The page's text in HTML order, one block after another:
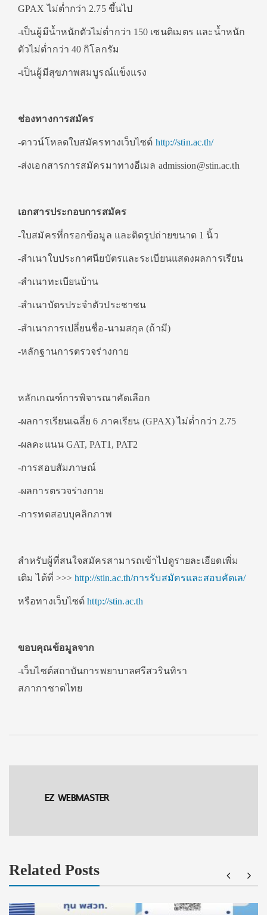
GPAX ไม่ต่ำกว่า 2.75 ขึ้นไป
-เป็นผู้มีน้ำหนักตัวไม่ต่ำกว่า 150 เซนติเมตร และน้ำหนัก
ตัวไม่ต่ำกว่า 40 กิโลกรัม
-เป็นผู้มีสุขภาพสมบูรณ์แข็งแรง
ช่องทางการสมัคร
-ดาวน์โหลดใบสมัครทางเว็บไซต์ http://stin.ac.th/
-ส่งเอกสารการสมัครมาทางอีเมล admission@stin.ac.th
เอกสารประกอบการสมัคร
-ใบสมัครที่กรอกข้อมูล และติดรูปถ่ายขนาด 1 นิ้ว
-สำเนาใบประกาศนียบัตรและระเบียนแสดงผลการเรียน
-สำเนาทะเบียนบ้าน
-สำเนาบัตรประจำตัวประชาชน
-สำเนาการเปลี่ยนชื่อ-นามสกุล (ถ้ามี)
-หลักฐานการตรวจร่างกาย
หลักเกณฑ์การพิจารณาคัดเลือก
-ผลการเรียนเฉลี่ย 6 ภาคเรียน (GPAX) ไม่ต่ำกว่า 2.75
-ผลคะแนน GAT, PAT1, PAT2
-การสอบสัมภาษณ์
-ผลการตรวจร่างกาย
-การทดสอบบุคลิกภาพ
สำหรับผู้ที่สนใจสมัครสามารถเข้าไปดูรายละเอียดเพิ่ม
เติม ได้ที่ >>>http://stin.ac.th/การรับสมัครและสอบคัดเล/
หรือทางเว็บไซต์http://stin.ac.th
ขอบคุณข้อมูลจาก
-เว็บไซต์สถาบันการพยาบาลศรีสวรินทิรา
สภากาชาดไทย
EZ WEBMASTER
Related Posts